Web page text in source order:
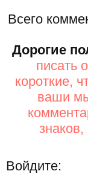
Всего
Дорогие
писать
короткие,
ваши
Войдите: